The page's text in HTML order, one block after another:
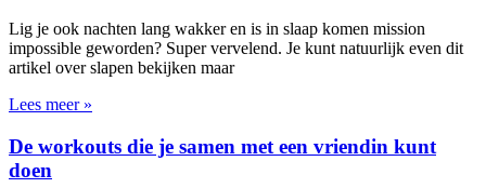
Lig je ook nachten lang wakker en is in slaap komen mission
impossible geworden? Super vervelend. Je kunt natuurlijk even dit
artikel over slapen bekijken maar
Lees meer »
De workouts die je samen met een vriendin kunt
doen